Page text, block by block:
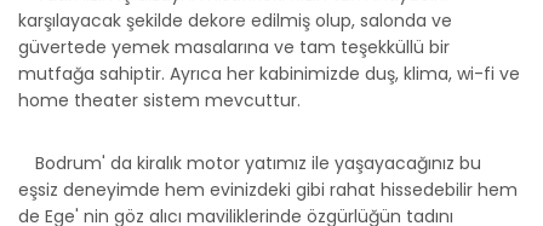
karşılayacak şekilde dekore edilmiş olup, salonda ve
güvertede yemek masalarına ve tam teşekküllü bir
mutfağa sahiptir. Ayrıca her kabinimizde duş, klima, wi-fi ve
home theater sistem mevcuttur.
Bodrum' da kiralık motor yatımız ile yaşayacağınız bu
eşsiz deneyimde hem evinizdeki gibi rahat hissedebilir hem
de Ege' nin göz alıcı maviliklerinde özgürlüğün tadını